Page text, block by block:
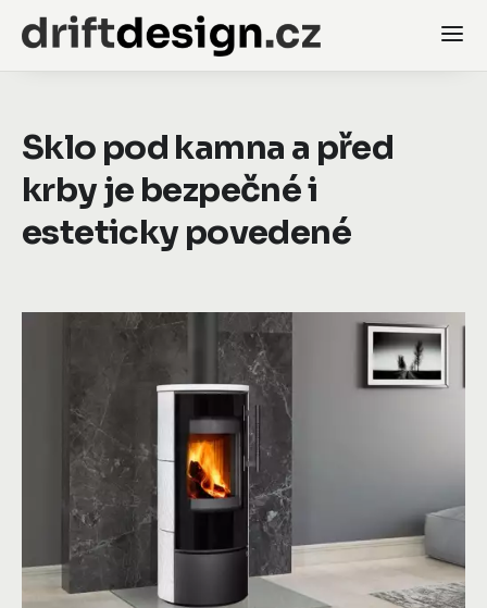
Sklo pod kamna a před
krby je bezpečné i
esteticky povedené